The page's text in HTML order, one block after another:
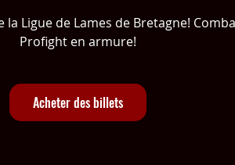
la Ligue de Lames de Bretagne!
Profight en armure!
Acheter des billets